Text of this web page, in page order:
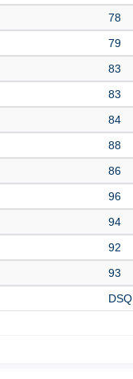
78
79
83
83
84
88
86
96
94
92
93
DSQ